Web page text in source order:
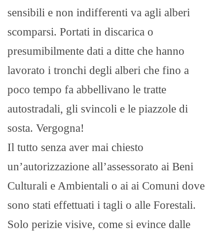
sensibili e non indifferenti va agli alberi
scomparsi. Portati in discarica o
presumibilmente dati a ditte che hanno
lavorato i tronchi degli alberi che fino a
poco tempo fa abbellivano le tratte
autostradali, gli svincoli e le piazzole di
sosta. Vergogna!
Il tutto senza aver mai chiesto
un’autorizzazione all’assessorato ai Beni
Culturali e Ambientali o ai ai Comuni dove
sono stati effettuati i tagli o alle Forestali.
Solo perizie visive, come si evince dalle